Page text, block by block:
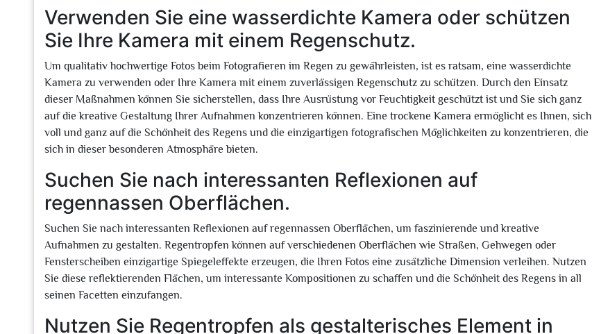
Verwenden Sie eine wasserdichte Kamera oder schützen
Sie Ihre Kamera mit einem Regenschutz.
Um qualitativ hochwertige Fotos beim Fotografieren im Regen zu gewährleisten, ist es ratsam, eine wasserdichte
Kamera zu verwenden oder Ihre Kamera mit einem zuverlässigen Regenschutz zu schützen. Durch den Einsatz
dieser Maßnahmen können Sie sicherstellen, dass Ihre Ausrüstung vor Feuchtigkeit geschützt ist und Sie sich ganz
auf die kreative Gestaltung Ihrer Aufnahmen konzentrieren können. Eine trockene Kamera ermöglicht es Ihnen, sich
voll und ganz auf die Schönheit des Regens und die einzigartigen fotografischen Möglichkeiten zu konzentrieren, die
sich in dieser besonderen Atmosphäre bieten.
Suchen Sie nach interessanten Reflexionen auf
regennassen Oberflächen.
Suchen Sie nach interessanten Reflexionen auf regennassen Oberflächen, um faszinierende und kreative
Aufnahmen zu gestalten. Regentropfen können auf verschiedenen Oberflächen wie Straßen, Gehwegen oder
Fensterscheiben einzigartige Spiegeleffekte erzeugen, die Ihren Fotos eine zusätzliche Dimension verleihen. Nutzen
Sie diese reflektierenden Flächen, um interessante Kompositionen zu schaffen und die Schönheit des Regens in all
seinen Facetten einzufangen.
Nutzen Sie Regentropfen als gestalterisches Element in